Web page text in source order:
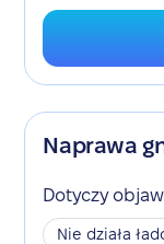
Naprawa
Dotyczy
Nie działa